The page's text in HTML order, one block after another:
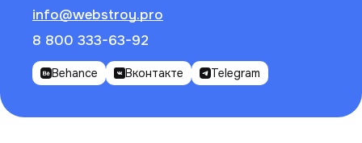
info@webstroy.pro
8 800 333-63-92
Behance Вконтакте Telegram